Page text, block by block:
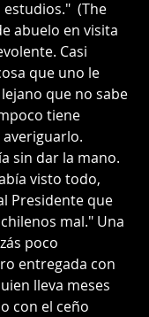
(The
abuelo en visita
Casi
que uno le
que no sabe
tiene
sin dar la mano.
visto todo,
Presidente que
mal." Una
poco
entregada con
lleva meses
con el ceño